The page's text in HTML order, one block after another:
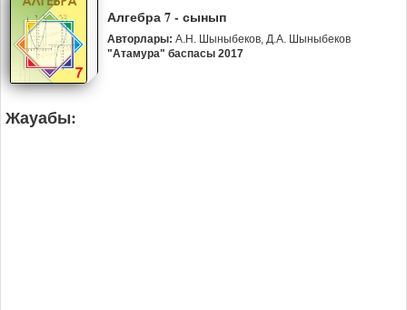
Алгебра 7 - сынып
Авторлары: А.Н. Шыныбеков, Д.А. Шыныбеков
"Атамура" баспасы 2017
Жауабы: